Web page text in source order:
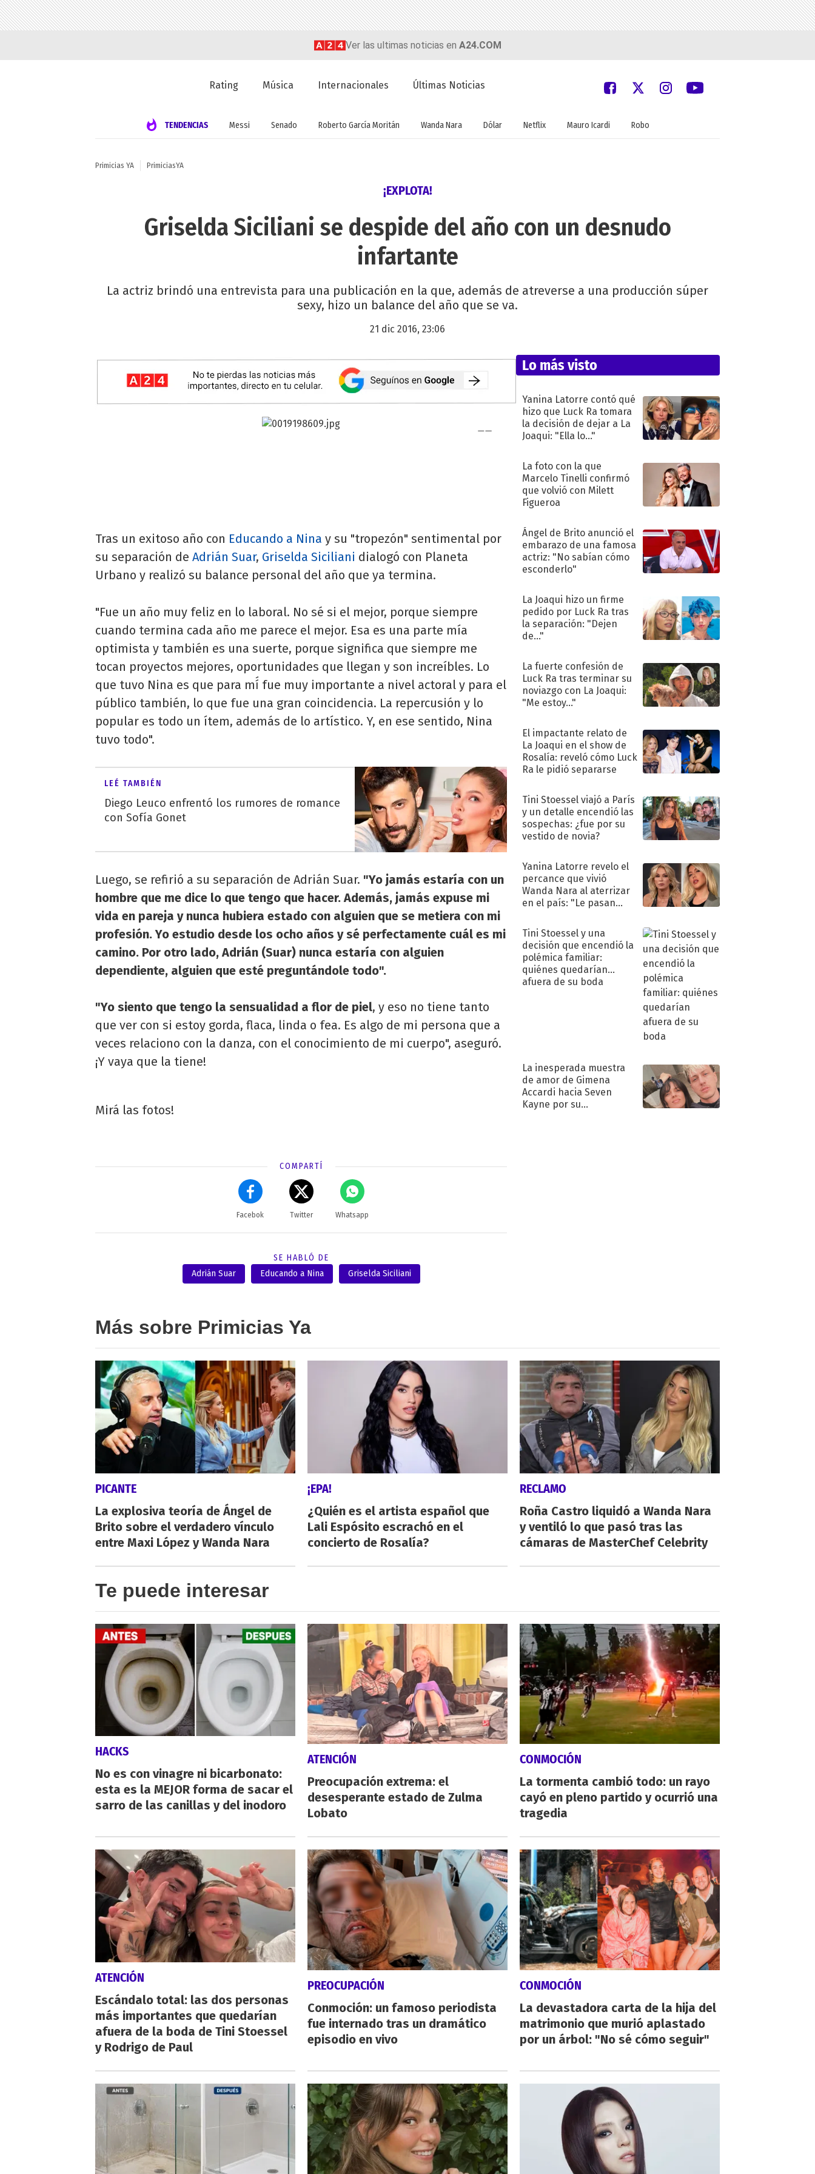
Ver las ultimas noticias en A24.COM
Rating Música Internacionales Últimas Noticias
TENDENCIAS Messi Senado Roberto García Moritán Wanda Nara Dólar Netflix Mauro Icardi Robo
Primicias YA PrimiciasYA
¡EXPLOTA!
Griselda Siciliani se despide del año con un desnudo
infartante
La actriz brindó una entrevista para una publicación en la que, además de atreverse a una producción súper
sexy, hizo un balance del año que se va.
21 dic 2016, 23:06
Tras un exitoso año con Educando a Nina y su "tropezón" sentimental por
su separación de Adrián Suar, Griselda Siciliani dialogó con Planeta
Urbano y realizó su balance personal del año que ya termina.
"Fue un año muy feliz en lo laboral. No sé si el mejor, porque siempre
cuando termina cada año me parece el mejor. Esa es una parte mía
optimista y también es una suerte, porque significa que siempre me
tocan proyectos mejores, oportunidades que llegan y son increíbles. Lo
que tuvo Nina es que para mí́ fue muy importante a nivel actoral y para el
público también, lo que fue una gran coincidencia. La repercusión y lo
popular es todo un ítem, además de lo artístico. Y, en ese sentido, Nina
tuvo todo".
LEÉ TAMBIÉN
Diego Leuco enfrentó los rumores de romance
con Sofía Gonet
Luego, se refirió a su separación de Adrián Suar. "Yo jamás estaría con un
hombre que me dice lo que tengo que hacer. Además, jamás expuse mi
vida en pareja y nunca hubiera estado con alguien que se metiera con mi
profesión. Yo estudio desde los ocho años y sé perfectamente cuál es mi
camino. Por otro lado, Adrián (Suar) nunca estaría con alguien
dependiente, alguien que esté preguntándole todo".
"Yo siento que tengo la sensualidad a flor de piel, y eso no tiene tanto
que ver con si estoy gorda, flaca, linda o fea. Es algo de mi persona que a
veces relaciono con la danza, con el conocimiento de mi cuerpo", aseguró.
¡Y vaya que la tiene!
Mirá las fotos!
COMPARTÍ
Facebok Twitter Whatsapp
SE HABLÓ DE
Adrián Suar
Educando a Nina Griselda Siciliani
Lo más visto
Yanina Latorre contó qué
hizo que Luck Ra tomara
la decisión de dejar a La
Joaqui: "Ella lo..."
La foto con la que
Marcelo Tinelli confirmó
que volvió con Milett
Figueroa
Ángel de Brito anunció el
embarazo de una famosa
actriz: "No sabían cómo
esconderlo"
La Joaqui hizo un firme
pedido por Luck Ra tras
la separación: "Dejen
de..."
La fuerte confesión de
Luck Ra tras terminar su
noviazgo con La Joaqui:
"Me estoy..."
El impactante relato de
La Joaqui en el show de
Rosalía: reveló cómo Luck
Ra le pidió separarse
Tini Stoessel viajó a París
y un detalle encendió las
sospechas: ¿fue por su
vestido de novia?
Yanina Latorre revelo el
percance que vivió
Wanda Nara al aterrizar
en el país: "Le pasan
Tini Stoessel y una
decisión que encendió la
polémica familiar:
quiénes quedarían
afuera de su boda
La inesperada muestra
de amor de Gimena
Accardi hacia Seven
Kayne por su
Más sobre Primicias Ya
PICANTE
La explosiva teoría de Ángel de
Brito sobre el verdadero vínculo
entre Maxi López y Wanda Nara
¡EPA!
¿Quién es el artista español que
Lali Espósito escrachó en el
concierto de Rosalía?
RECLAMO
Roña Castro liquidó a Wanda Nara
y ventiló lo que pasó tras las
cámaras de MasterChef Celebrity
Te puede interesar
HACKS
No es con vinagre ni bicarbonato:
esta es la MEJOR forma de sacar el
sarro de las canillas y del inodoro
ATENCIÓN
Preocupación extrema: el
desesperante estado de Zulma
Lobato
CONMOCIÓN
La tormenta cambió todo: un rayo
cayó en pleno partido y ocurrió una
tragedia
ATENCIÓN
Escándalo total: las dos personas
más importantes que quedarían
afuera de la boda de Tini Stoessel
y Rodrigo de Paul
PREOCUPACIÓN
Conmoción: un famoso periodista
fue internado tras un dramático
episodio en vivo
CONMOCIÓN
La devastadora carta de la hija del
matrimonio que murió aplastado
por un árbol: "No sé cómo seguir"